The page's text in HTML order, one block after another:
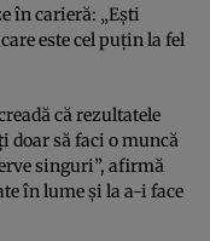
în carieră: „Ești
este cel puțin la fel
că rezultatele
doar să faci o muncă
singuri”, afirmă
în lume și la a-i face